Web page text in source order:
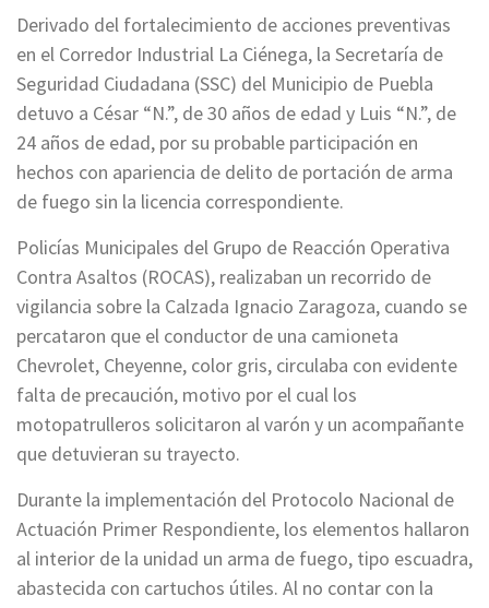
Derivado del fortalecimiento de acciones preventivas
en el Corredor Industrial La Ciénega, la Secretaría de
Seguridad Ciudadana (SSC) del Municipio de Puebla
detuvo a César “N.”, de 30 años de edad y Luis “N.”, de
24 años de edad, por su probable participación en
hechos con apariencia de delito de portación de arma
de fuego sin la licencia correspondiente.
Policías Municipales del Grupo de Reacción Operativa
Contra Asaltos (ROCAS), realizaban un recorrido de
vigilancia sobre la Calzada Ignacio Zaragoza, cuando se
percataron que el conductor de una camioneta
Chevrolet, Cheyenne, color gris, circulaba con evidente
falta de precaución, motivo por el cual los
motopatrulleros solicitaron al varón y un acompañante
que detuvieran su trayecto.
Durante la implementación del Protocolo Nacional de
Actuación Primer Respondiente, los elementos hallaron
al interior de la unidad un arma de fuego, tipo escuadra,
abastecida con cartuchos útiles. Al no contar con la